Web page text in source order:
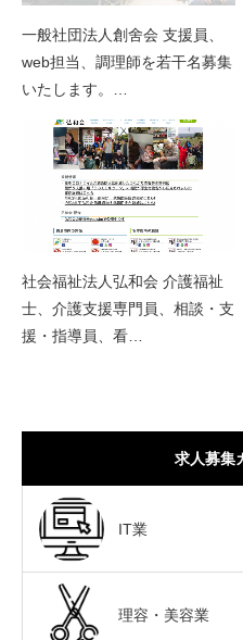
一般社団法人創舍会 支援員、
web担当、調理師を若干名募集
いたします。…
社会福祉法人弘和会 介護福祉
士、介護支援専門員、相談・支
援・指導員、看…
求人募集
IT業
理容・美容業